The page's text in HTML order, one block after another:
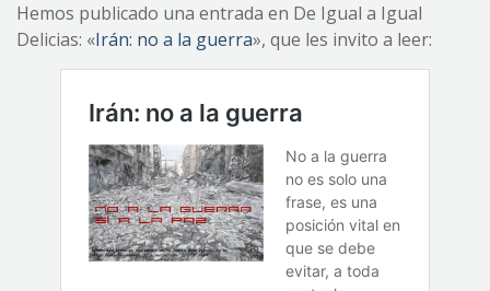
Hemos publicado una entrada en De Igual a Igual
Delicias: «Irán: no a la guerra», que les invito a leer: